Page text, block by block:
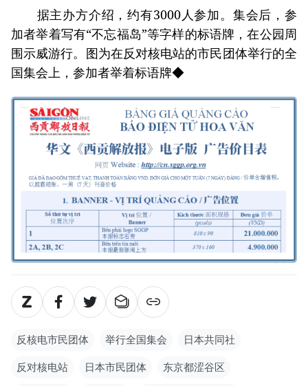
据主办方介绍，约有3000人参加。集会后，参
加者举着写有“不忘福岛”等字样的标语牌，在公园周
围示威游行。图为在反对核电站的市民团体举行的全
国集会上，参加者举着标语牌◆
反核电市民团体 举行全国集会 日本共同社
反对核电站 日本市民团体 东京都涩谷区